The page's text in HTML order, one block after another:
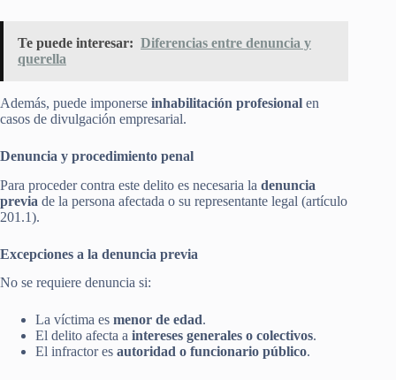
Te puede interesar: Diferencias entre denuncia y
querella
Además, puede imponerse inhabilitación profesional en
casos de divulgación empresarial.
Denuncia y procedimiento penal
Para proceder contra este delito es necesaria la denuncia
previa de la persona afectada o su representante legal (artículo
201.1).
Excepciones a la denuncia previa
No se requiere denuncia si:
La víctima es menor de edad.
El delito afecta a intereses generales o colectivos.
El infractor es autoridad o funcionario público.